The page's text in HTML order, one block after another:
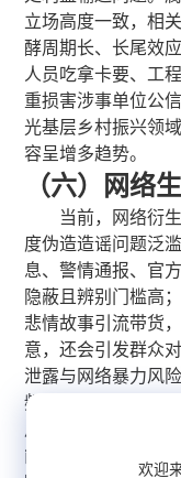
立场高度一致，相
酵周期长、长尾效
人员吃拿卡要、工
重损害涉事单位公
光基层乡村振兴领
容呈增多趋势。
（六）网络
当前，网络衍
度伪造造谣问题泛
息、警情通报、官
隐蔽且辨别门槛高
悲情故事引流带货
意，还会引发群众
泄露与网络暴力风
频发，赛事、景区
户、公职人员极易
能及时管控、清理
欢迎